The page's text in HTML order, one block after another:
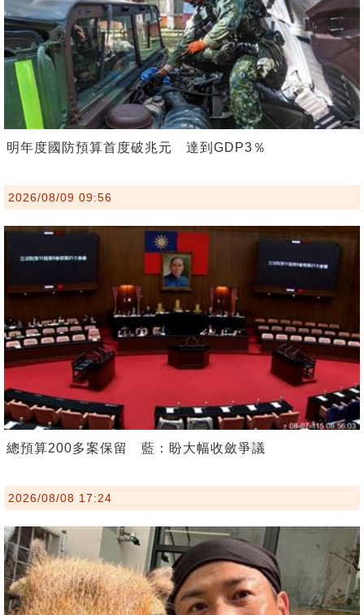
明年度國防預算首度破兆元 達到GDP3％
2026/08/09 09:56
總預算200多案保留 藍：盼大幅收斂爭議
2026/08/08 17:24